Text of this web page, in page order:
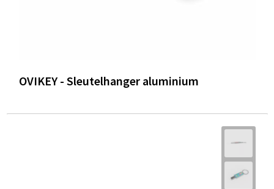
OVIKEY - Sleutelhanger aluminium